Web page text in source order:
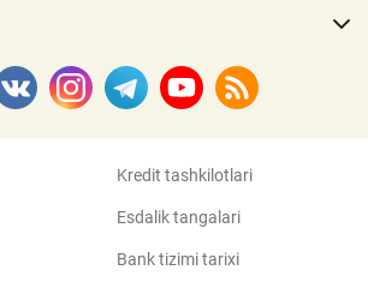
Kredit tashkilotlari
Esdalik tangalari
Bank tizimi tarixi